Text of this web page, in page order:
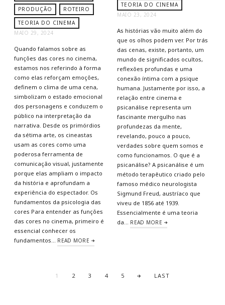
PRODUÇÃO
ROTEIRO
TEORIA DO CINEMA
MAIO 29, 2024
Quando falamos sobre as
funções das cores no cinema,
estamos nos referindo à forma
como elas reforçam emoções,
definem o clima de uma cena,
simbolizam o estado emocional
dos personagens e conduzem o
público na interpretação da
narrativa. Desde os primórdios
da sétima arte, os cineastas
usam as cores como uma
poderosa ferramenta de
comunicação visual, justamente
porque elas ampliam o impacto
da história e aprofundam a
experiência do espectador. Os
fundamentos da psicologia das
cores Para entender as funções
das cores no cinema, primeiro é
essencial conhecer os
fundamentos… READ MORE
TEORIA DO CINEMA
MAIO 23, 2024
As histórias vão muito além do
que os olhos podem ver. Por trás
das cenas, existe, portanto, um
mundo de significados ocultos,
reflexões profundas e uma
conexão íntima com a psique
humana. Justamente por isso, a
relação entre cinema e
psicanálise representa um
fascinante mergulho nas
profundezas da mente,
revelando, pouco a pouco,
verdades sobre quem somos e
como funcionamos. O que é a
psicanálise? A psicanálise é um
método terapêutico criado pelo
famoso médico neurologista
Sigmund Freud, austríaco que
viveu de 1856 até 1939.
Essencialmente é uma teoria
da… READ MORE
1 2 3 4 5 LAST